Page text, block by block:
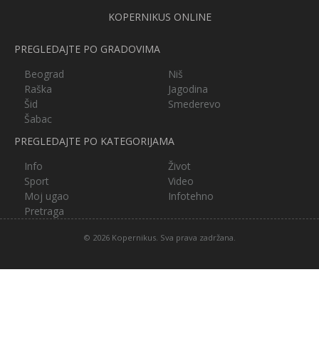
KOPERNIKUS ONLINE
PREGLEDAJTE PO GRADOVIMA
Beograd
Niš
Raška
Jagodina
Šid
Smederevo
Šabac
PREGLEDAJTE PO KATEGORIJAMA
Info
Život
Sport
Video
Moj ugao
Infotehno
Pretraga
© 2026 Kopernikus. Sva prava zadržana.